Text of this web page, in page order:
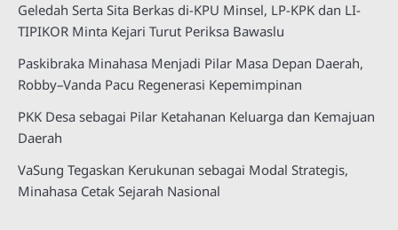
Geledah Serta Sita Berkas di-KPU Minsel, LP-KPK dan LI-
TIPIKOR Minta Kejari Turut Periksa Bawaslu
Paskibraka Minahasa Menjadi Pilar Masa Depan Daerah,
Robby–Vanda Pacu Regenerasi Kepemimpinan
PKK Desa sebagai Pilar Ketahanan Keluarga dan Kemajuan
Daerah
VaSung Tegaskan Kerukunan sebagai Modal Strategis,
Minahasa Cetak Sejarah Nasional